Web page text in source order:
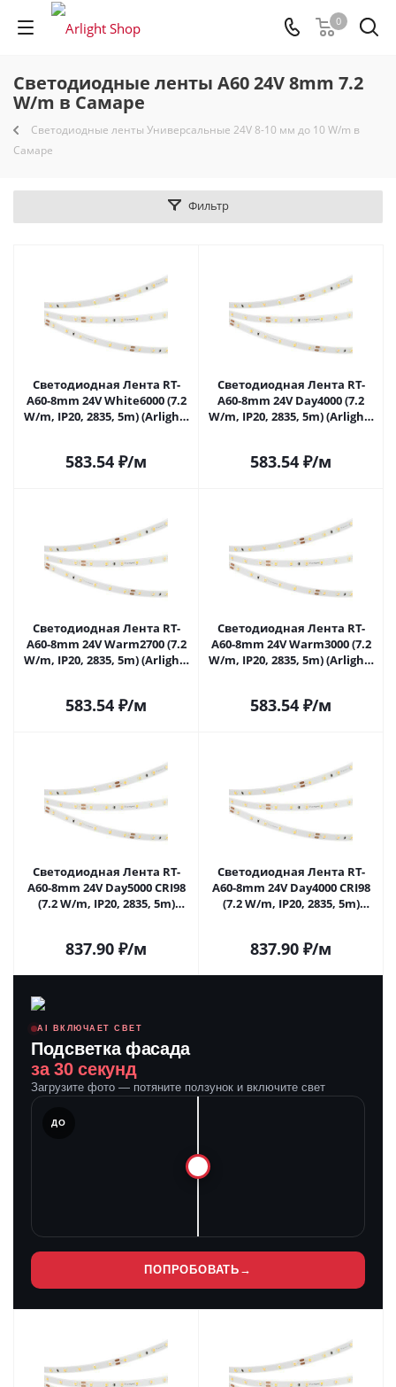
0
Светодиодные ленты A60 24V 8mm 7.2
W/m в Самаре
Светодиодные ленты Универсальные 24V 8-10 мм до 10 W/m в
Самаре
Фильтр
Светодиодная Лента RT-
A60-8mm 24V White6000 (7.2
W/m, IP20, 2835, 5m) (Arlight,
583.54 ₽/м
Светодиодная Лента RT-
A60-8mm 24V Day4000 (7.2
W/m, IP20, 2835, 5m) (Arlight,
583.54 ₽/м
Светодиодная Лента RT-
A60-8mm 24V Warm2700 (7.2
W/m, IP20, 2835, 5m) (Arlight,
583.54 ₽/м
Светодиодная Лента RT-
A60-8mm 24V Warm3000 (7.2
W/m, IP20, 2835, 5m) (Arlight,
583.54 ₽/м
Светодиодная Лента RT-
A60-8mm 24V Day5000 CRI98
(7.2 W/m, IP20, 2835, 5m)
837.90 ₽/м
Светодиодная Лента RT-
A60-8mm 24V Day4000 CRI98
(7.2 W/m, IP20, 2835, 5m)
837.90 ₽/м
AI ВКЛЮЧАЕТ СВЕТ
Подсветка фасада
за 30 секунд
Загрузите фото — потяните ползунок и включите свет
ДО
ПОПРОБОВАТЬ →